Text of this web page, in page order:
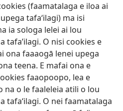
(faamatalaga e iloa ai
tafaʻilagi) ma isi
ia sologa lelei ai lou
tafa’ilagi. O nisi cookies e
ona faaaogā lenei upega
teena. E mafai ona e
faaopoopo, lea e
o le faaleleia atili o lou
tafaʻilagi. O nei faamatalaga
INITANETI™